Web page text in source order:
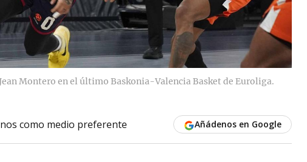
Montero en el último Baskonia-Valencia Basket de Euroliga.
como medio preferente Añádenos en Google